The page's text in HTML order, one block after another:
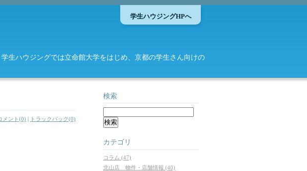
生ハウジングでは立命館大学をはじめ、京都の学生さん向けの
学生ハウジングHPへ
メント(0) | トラックバック(0)
検索
カテゴリ
コラム (47)
北山店 物件・店舗情報 (40)